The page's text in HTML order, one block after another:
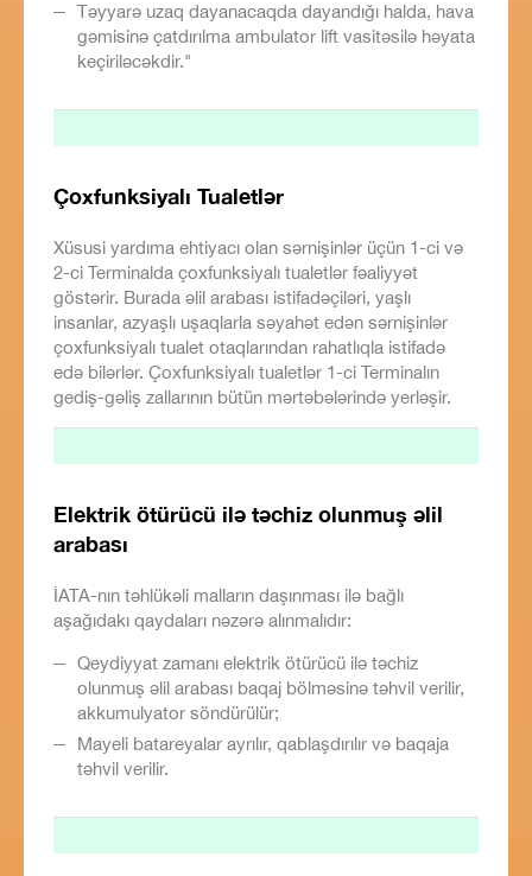
Təyyarə uzaq dayanacaqda dayandığı halda, hava
gəmisinə çatdırılma ambulator lift vasitəsilə həyata
keçiriləcəkdir."
Çoxfunksiyalı Tualetlər
Xüsusi yardıma ehtiyacı olan sərnişinlər üçün 1-ci və
2-ci Terminalda çoxfunksiyalı tualetlər fəaliyyət
göstərir. Burada əlil arabası istifadəçiləri, yaşlı
insanlar, azyaşlı uşaqlarla səyahət edən sərnişinlər
çoxfunksiyalı tualet otaqlarından rahatlıqla istifadə
edə bilərlər. Çoxfunksiyalı tualetlər 1-ci Terminalın
gediş-gəliş zallarının bütün mərtəbələrində yerləşir.
Elektrik ötürücü ilə təchiz olunmuş əlil
arabası
İATA-nın təhlükəli malların daşınması ilə bağlı
aşağıdakı qaydaları nəzərə alınmalıdır:
Qeydiyyat zamanı elektrik ötürücü ilə təchiz
olunmuş əlil arabası baqaj bölməsinə təhvil verilir,
akkumulyator söndürülür;
Mayeli batareyalar ayrılır, qablaşdırılır və baqaja
təhvil verilir.